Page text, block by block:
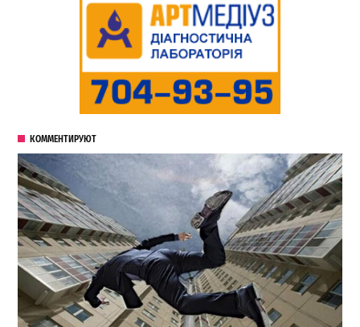
КОММЕНТИРУЮТ